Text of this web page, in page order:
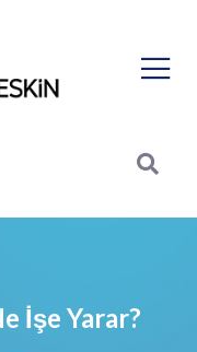
İşe Yarar?